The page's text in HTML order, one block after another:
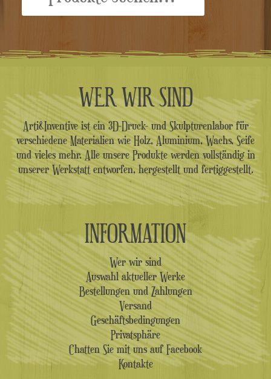
WER WIR SIND
Arti&Inventive ist ein 3D-Druck- und Skulpturenlabor für
verschiedene Materialien wie Holz, Aluminium, Wachs, Seife
und vieles mehr. Alle unsere Produkte werden vollständig in
unserer Werkstatt entworfen, hergestellt und fertiggestellt.
INFORMATION
Wer wir sind
Auswahl aktueller Werke
Bestellungen und Zahlungen
Versand
Geschäftsbedingungen
Privatsphäre
Chatten Sie mit uns auf Facebook
Kontakte